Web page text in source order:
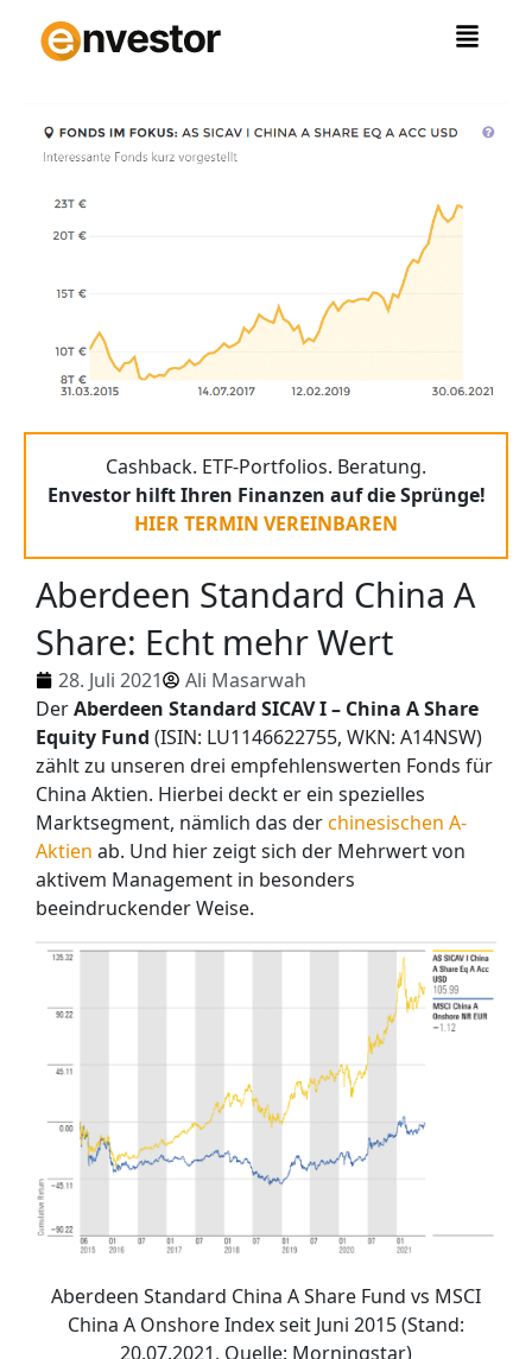
Inhalt
springen
Cashback. ETF-Portfolios. Beratung.
Envestor hilft Ihren Finanzen auf die Sprünge!
HIER TERMIN VEREINBAREN
Aberdeen Standard China A
Share: Echt mehr Wert
28. Juli 2021
Ali Masarwah
DerAberdeen Standard SICAV I – China A Share
Equity Fund (ISIN: LU1146622755, WKN: A14NSW)
zählt zu unseren drei empfehlenswerten Fonds für
China Aktien. Hierbei deckt er ein spezielles
Marktsegment, nämlich das derchinesischen A-
Aktien ab. Und hier zeigt sich der Mehrwert von
aktivem Management in besonders
beeindruckender Weise.
Aberdeen Standard China A Share Fund vs MSCI
China A Onshore Index seit Juni 2015 (Stand:
20.07.2021, Quelle: Morningstar)